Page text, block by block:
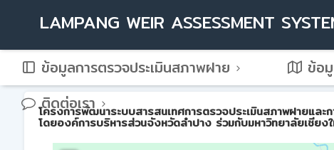
LAMPANG WEIR ASSESSMENT
ข้อมูลการตรวจประเมินสภาพฝาย ข้อ
ติดต่อเรา
โครงการพัฒนาระบบสารสนเทศการตรวจประเมินสภาพฝายแล
โดยองค์การบริหารส่วนจังหวัดลำปาง ร่วมกับมหาวิทยาลัยเชียง